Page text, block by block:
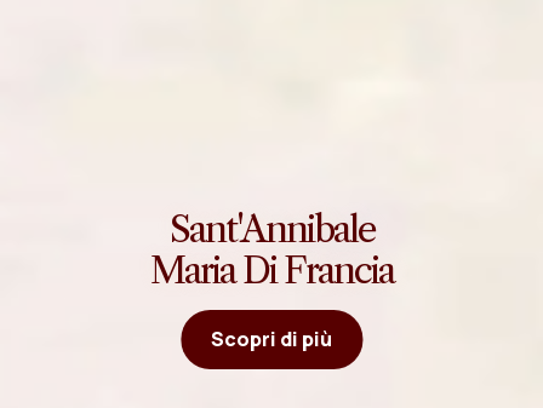
Sant'Annibale
Maria Di Francia
Scopri di più